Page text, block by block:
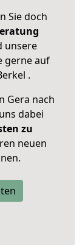
Sie doch
unsere
gerne auf
.
Gera nach
dabei
zu
neuen